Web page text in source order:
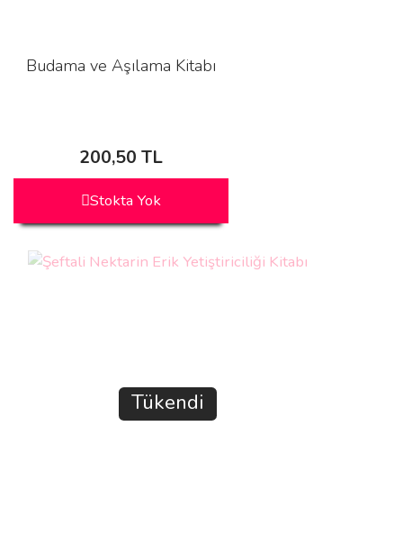
Budama ve Aşılama Kitabı
200,50 TL
Stokta Yok
Tükendi